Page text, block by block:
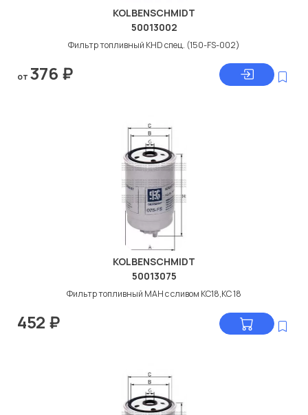
KOLBENSCHMIDT
50013002
Фильтр топливный KHD спец. (150-FS-002)
от 376 ₽
KOLBENSCHMIDT
50013075
Фильтр топливный МАН с сливом KC18,KC 18
452 ₽